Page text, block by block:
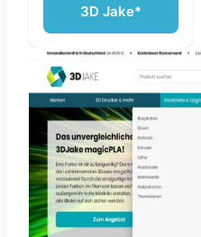
3D Jake*